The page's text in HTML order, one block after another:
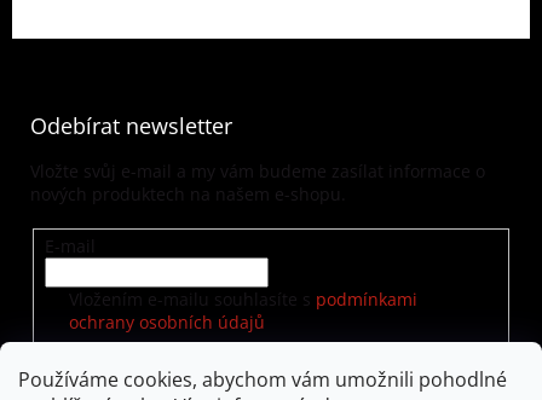
Používáme cookies, abychom vám umožnili pohodlné
Odebírat newsletter
Vložte svůj e-mail a my vám budeme zasílat informace o
nových produktech na našem e-shopu.
E-mail
Vložením e-mailu souhlasíte s podmínkami
ochrany osobních údajů